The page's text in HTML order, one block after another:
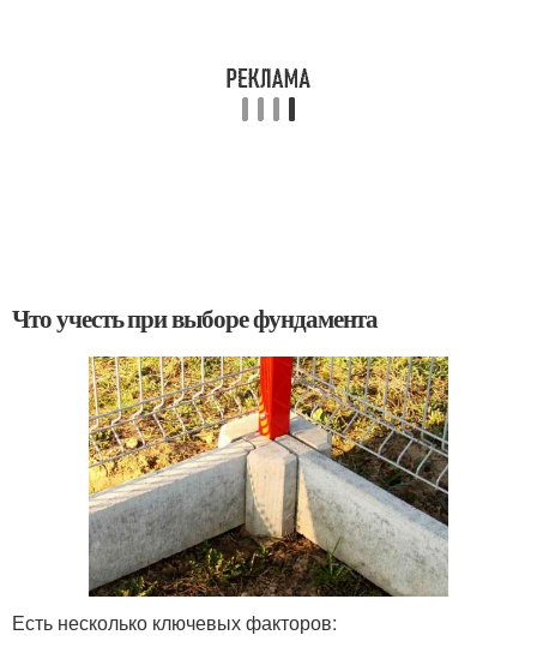
Что учесть при выборе фундамента
Есть несколько ключевых факторов: